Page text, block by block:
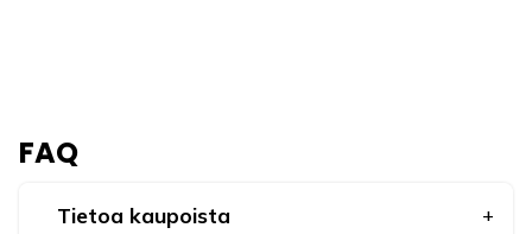
FAQ
Tietoa kaupoista